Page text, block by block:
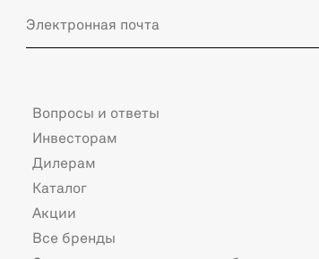
Вопросы и ответы
Инвесторам
Дилерам
Каталог
Акции
Все бренды